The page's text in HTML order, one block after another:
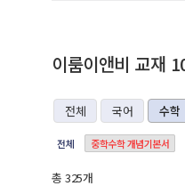
이룸이앤비 교재
전체 국어 수학
전체 중학수학 개념기본서
총 325개